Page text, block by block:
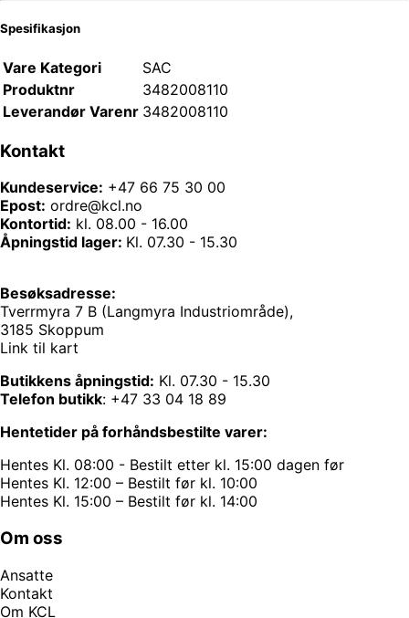
Spesifikasjon
Vare Kategori
SAC
Produktnr
3482008110
Leverandør Varenr 3482008110
Kontakt
Kundeservice: +47 66 75 30 00
Epost: ordre@kcl.no
Kontortid: kl. 08.00 - 16.00
Åpningstid lager: Kl. 07.30 - 15.30
Besøksadresse:
Tverrmyra 7 B (Langmyra Industriområde),
3185 Skoppum
Link til kart
Butikkens åpningstid: Kl. 07.30 - 15.30
Telefon butikk: +47 33 04 18 89
Hentetider på forhåndsbestilte varer:
Hentes Kl. 08:00 - Bestilt etter kl. 15:00 dagen før
Hentes Kl. 12:00 – Bestilt før kl. 10:00
Hentes Kl. 15:00 – Bestilt før kl. 14:00
Om oss
Ansatte
Kontakt
Om KCL